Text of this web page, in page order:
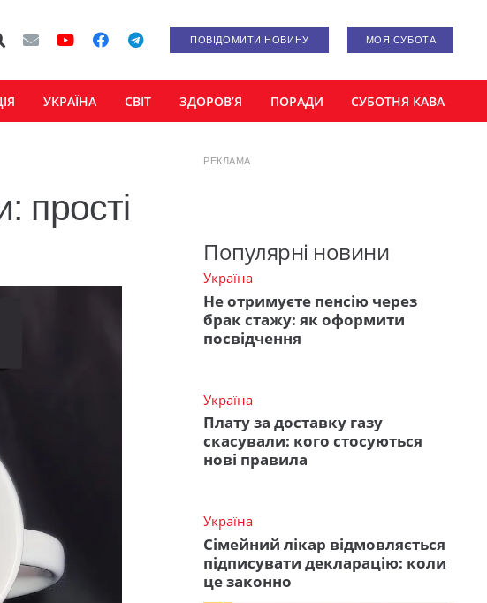
ПОВІДОМИТИ НОВИНУ МОЯ СУБОТА
УКРАЇНА СВІТ ЗДОРОВ’Я ПОРАДИ СУБОТНЯ КАВА
прості
РЕКЛАМА
Популярні новини
Україна
Не отримуєте пенсію через
брак стажу: як оформити
посвідчення
Україна
Плату за доставку газу
скасували: кого стосуються
нові правила
Україна
Сімейний лікар відмовляється
підписувати декларацію: коли
це законно